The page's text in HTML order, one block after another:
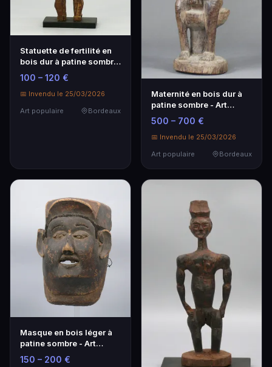
Statuette de fertilité en
bois dur à patine sombre
- Art populaire
100 – 120 €
📅 Invendu le 25/03/2026
Art populaire
Bordeaux
Maternité en bois dur à
patine sombre - Art
populaire
500 – 700 €
📅 Invendu le 25/03/2026
Art populaire
Bordeaux
Masque en bois léger à
patine sombre - Art
populaire
150 – 200 €